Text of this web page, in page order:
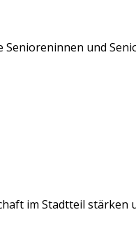
und
im Stadtteil